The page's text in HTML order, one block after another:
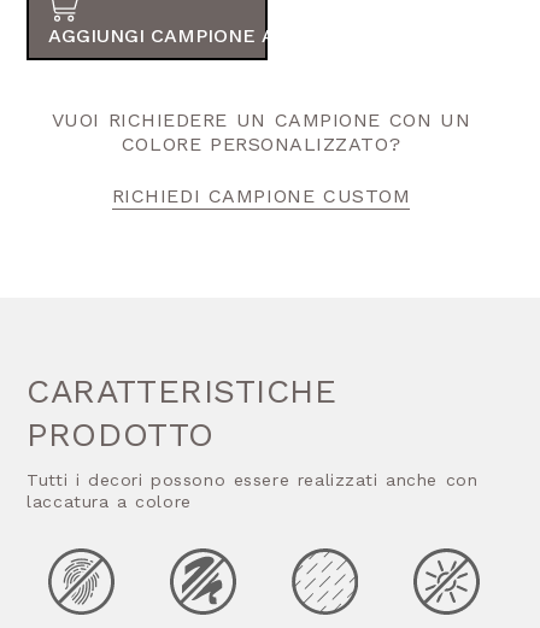
AGGIUNGI CAMPIONE AL TUO ORDINE
VUOI RICHIEDERE UN CAMPIONE CON UN
COLORE PERSONALIZZATO?
RICHIEDI CAMPIONE CUSTOM
CARATTERISTICHE
PRODOTTO
Tutti i decori possono essere realizzati anche con
laccatura a colore